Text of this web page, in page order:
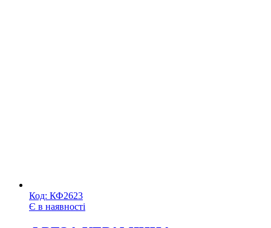
Код: КФ2623
Є в наявності